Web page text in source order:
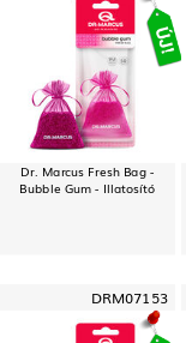
Dr. Marcus Fresh Bag -
Bubble Gum - Illatosító
DRM07153